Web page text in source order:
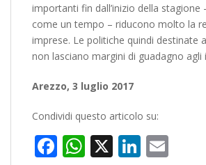
importanti fin dall’inizio della stagione
come un tempo – riducono molto la
imprese. Le politiche quindi destinate
non lasciano margini di guadagno agli
Arezzo, 3 luglio 2017
Condividi questo articolo su:
Facebook
WhatsApp
X